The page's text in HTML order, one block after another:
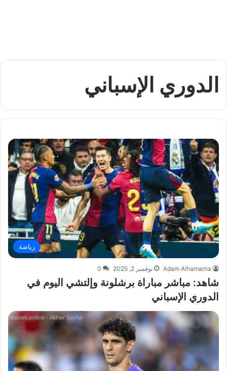
الدوري الإسباني
رياضة
Adam Alhamarna نوفمبر 2, 2025 0
شاهد: مباشر مباراة برشلونة وإلتشي اليوم في
الدوري الإسباني